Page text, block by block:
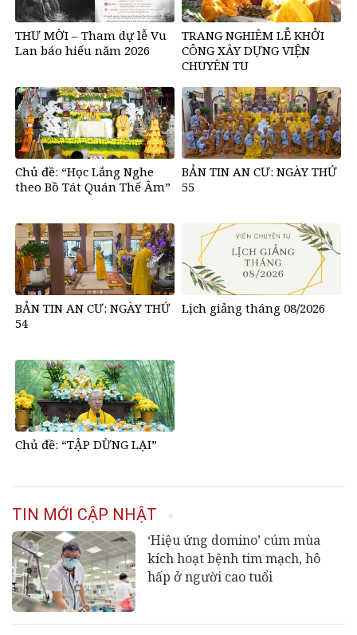
THƯ MỜI – Tham dự lễ Vu
Lan báo hiếu năm 2026
TRANG NGHIÊM LỄ KHỞI
CÔNG XÂY DỰNG VIỆN
CHUYÊN TU
Chủ đề: “Học Lắng Nghe
theo Bồ Tát Quán Thế Âm”
BẢN TIN AN CƯ: NGÀY THỨ
55
BẢN TIN AN CƯ: NGÀY THỨ
54
Lịch giảng tháng 08/2026
Chủ đề: “TẬP DỪNG LẠI”
TIN MỚI CẬP NHẬT
‘Hiệu ứng domino’ cúm mùa
kích hoạt bệnh tim mạch, hô
hấp ở người cao tuổi